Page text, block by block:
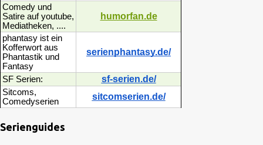
Comedy und
Satire auf youtube,
Mediatheken, ....
humorfan.de
phantasy ist ein
Kofferwort aus
Phantastik und
Fantasy
serienphantasy.de/
SF Serien: sf-serien.de/
Sitcoms,
Comedyserien
sitcomserien.de/
Serienguides